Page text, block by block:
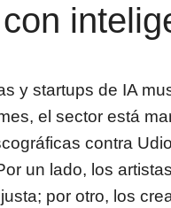
y startups de IA
el sector está
contra
un lado, los
por otro, los